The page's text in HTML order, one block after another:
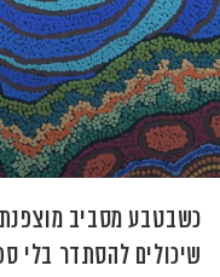
כשבטבע מסביב
שיכולים להסתדר בלי